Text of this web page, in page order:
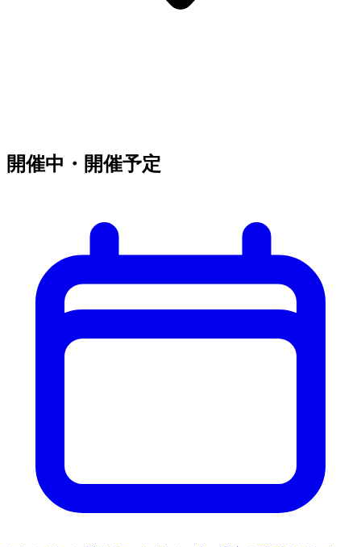
開催中・開催予定